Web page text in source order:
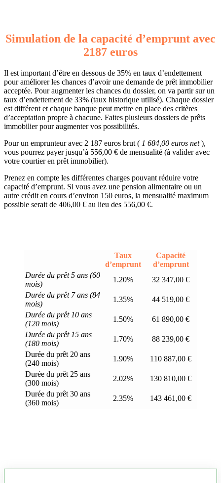
Simulation de la capacité d’emprunt avec
2187 euros
Il est important d’être en dessous de 35% en taux d’endettement
pour améliorer les chances d’avoir une demande de prêt immobilier
acceptée. Pour augmenter les chances du dossier, on va partir sur un
taux d’endettement de 33% (taux historique utilisé). Chaque dossier
est différent et chaque banque peut mettre en place des critères
d’acceptation propre à chacune. Faites plusieurs dossiers de prêts
immobilier pour augmenter vos possibilités.
Pour un emprunteur avec 2 187 euros brut ( 1 684,00 euros net),
vous pourrez payer jusqu’à 556,00 € de mensualité (à valider avec
votre courtier en prêt immobilier).
Prenez en compte les différentes charges pouvant réduire votre
capacité d’emprunt. Si vous avez une pension alimentaire ou un
autre crédit en cours d’environ 150 euros, la mensualité maximum
possible serait de 406,00 € au lieu des 556,00 €.
Taux
d’emprunt
Capacité
d’emprunt
Durée du prêt 5 ans (60
mois)
1.20%
32 347,00 €
Durée du prêt 7 ans (84
mois)
1.35%
44 519,00 €
Durée du prêt 10 ans
(120 mois)
1.50%
61 890,00 €
Durée du prêt 15 ans
(180 mois)
1.70%
88 239,00 €
Durée du prêt 20 ans
(240 mois)
1.90%
110 887,00 €
Durée du prêt 25 ans
(300 mois)
2.02%
130 810,00 €
Durée du prêt 30 ans
(360 mois)
2.35% 143 461,00 €